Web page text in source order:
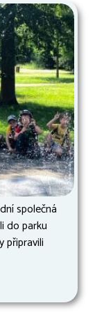
společná
do parku
připravili